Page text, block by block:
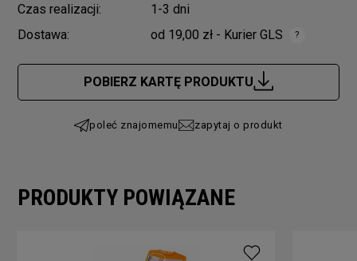
Czas realizacji:
1-3 dni
Dostawa:
od 19,00 zł - Kurier GLS
Cena nie zawiera ewentualnych kosztów płatności
POBIERZ KARTĘ PRODUKTU
poleć znajomemu zapytaj o produkt
PRODUKTY POWIĄZANE